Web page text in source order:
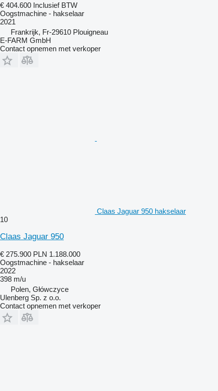
€ 404.600 Inclusief BTW
Oogstmachine - hakselaar
2021
Frankrijk, Fr-29610 Plouigneau
E-FARM GmbH
Contact opnemen met verkoper
Claas Jaguar 950 hakselaar
10
Claas Jaguar 950
€ 275.900 PLN 1.188.000
Oogstmachine - hakselaar
2022
398 m/u
Polen, Główczyce
Ulenberg Sp. z o.o.
Contact opnemen met verkoper